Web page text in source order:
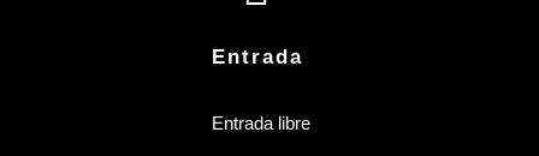
Entrada
Entrada libre